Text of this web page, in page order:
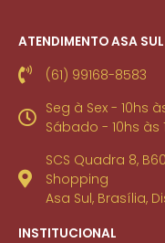
ATENDIMENTO ASA SUL
(61) 99168-8583
Seg à Sex - 10hs
Sábado - 10hs às
SCS Quadra 8,
Shopping
Asa Sul, Brasília,
INSTITUCIONAL